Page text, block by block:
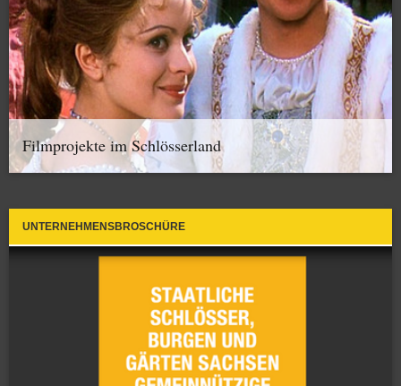
Filmprojekte im Schlösserland
UNTERNEHMENSBROSCHÜRE